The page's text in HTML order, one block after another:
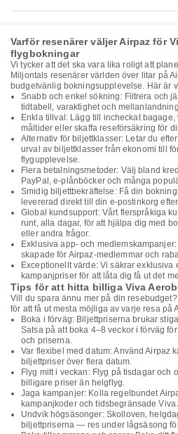
Varför resenärer väljer Airpaz för
flygbokningar
Vi tycker att det ska vara lika roligt att
Miljontals resenärer världen över litar på
budgetvänlig bokningsupplevelse. Här är
Snabb och enkel sökning: Filtrera och
tidtabell, varaktighet och
Enkla tillval: Lägg till incheckat bagage,
måltider eller skaffa reseförsäkring för
Alternativ för biljettklasser: Letar du
urval av biljettklasser från ekonomi till
flygupplevelse.
Flera betalningsmetoder: Välj bland
PayPal, e-plånböcker och många
Smidig biljettbekräftelse: Få din
levererad direkt till din e-postinkorg
Global kundsupport: Vårt flerspråkiga
runt, alla dagar, för att hjälpa dig med
eller andra frågor.
Exklusiva app- och
skapade för Airpaz-medlemmar och
Exceptionellt värde: Vi säkrar
kampanjpriser för att låta dig få ut det
Tips för att hitta billiga Viva
Vill du spara ännu mer på din
för att få ut mesta möjliga av varje resa på
Boka i förväg: Biljettpriserna brukar
Satsa på att boka 4–8 veckor i förväg
och priserna.
Var flexibel med datum: Använd Airpaz
biljettpriser över flera datum.
Flyg mitt i veckan: Flyg på tisdagar och
billigare priser än helgflyg.
Jaga kampanjer: Kolla regelbundet
kampanjkoder och tidsbegränsade
Undvik högsäsonger: Skolloven,
biljettpriserna — res under lågsäsong